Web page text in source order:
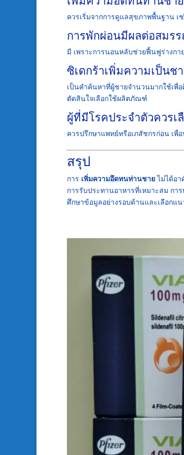
ควรเริ่มจากการดูแลสุขภาพพื้นฐาน เ
การพักผ่อนมีผลต่อสมร
มี เพราะการนอนหลับช่วยฟื้นฟูร่างก
ซิเดกร้าเพิ่มความเป็นช
เป็นคำค้นหาที่ผู้ชายจำนวนมากใช้เพื่
ตัดสินใจเลือกใช้ผลิตภัณฑ์
ผู้ที่มีโรคประจำตัวควร
ควรปรึกษาแพทย์หรือเภสัชกรก่อน เพื่
สรุป
การ เพิ่มความอึดทนท่านชายไม่ได้อา
การรับประทานอาหารที่เหมาะสม กา
ศึกษาข้อมูลอย่างรอบด้านและเลือกแ